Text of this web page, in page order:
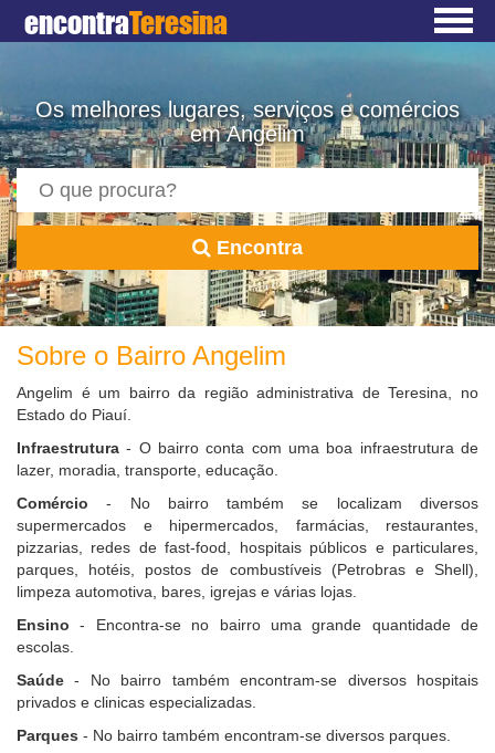
encontraTeresina
Os melhores lugares, serviços e comércios
em Angelim
Encontra
Sobre o Bairro Angelim
Angelim é um bairro da região administrativa de Teresina, no
Estado do Piauí.
Infraestrutura - O bairro conta com uma boa infraestrutura de
lazer, moradia, transporte, educação.
Comércio - No bairro também se localizam diversos
supermercados e hipermercados, farmácias, restaurantes,
pizzarias, redes de fast-food, hospitais públicos e particulares,
parques, hotéis, postos de combustíveis (Petrobras e Shell),
limpeza automotiva, bares, igrejas e várias lojas.
Ensino - Encontra-se no bairro uma grande quantidade de
escolas.
Saúde - No bairro também encontram-se diversos hospitais
privados e clinicas especializadas.
Parques - No bairro também encontram-se diversos parques.